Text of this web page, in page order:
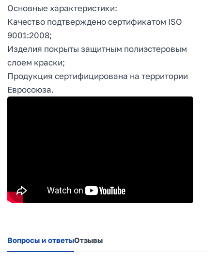
Основные характеристики:
Качество подтверждено сертификатом ISO
9001:2008;
Изделия покрыты защитным полиэстеровым
слоем краски;
Продукция сертифицирована на территории
Евросоюза.
Вопросы и ответыОтзывы